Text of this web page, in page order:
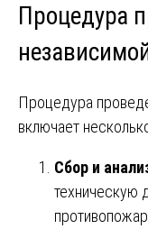
Процедура
Процедура
включает
Сбор и
техническую